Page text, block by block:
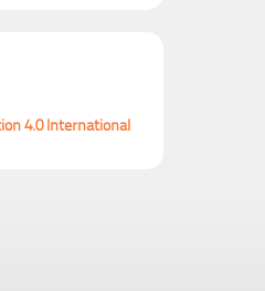
4.0 International